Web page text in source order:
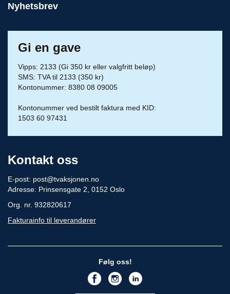
Nyhetsbrev
Gi en gave
Vipps: 2133 (Gi 350 kr eller valgfritt beløp)
SMS: TVA til 2133 (350 kr)
Kontonummer: 8380 08 09005
Kontonummer ved bestilt faktura med KID:
1503 60 97431
Kontakt oss
E-post: post@tvaksjonen.no
Adresse: Prinsensgate 2, 0152 Oslo
Org. nr. 932820617
Fakturainfo til leverandører
Følg oss!